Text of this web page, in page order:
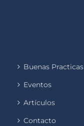
Buenas Practicas
Eventos
Artículos
Contacto